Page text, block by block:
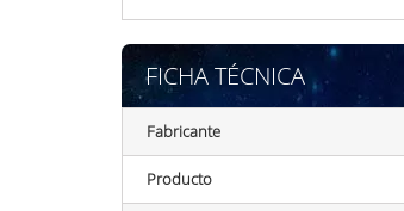
FICHA TÉCNICA
Fabricante
Producto